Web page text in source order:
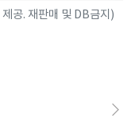
공. 재판매 및 DB금지)